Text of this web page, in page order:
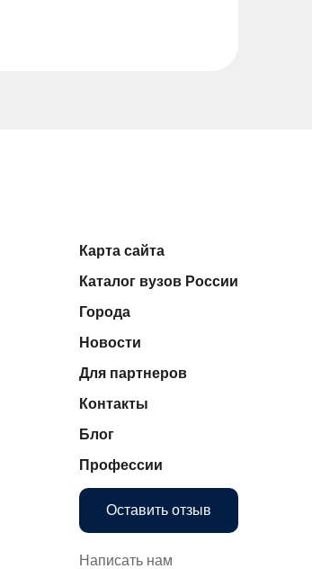
Карта сайта
Каталог вузов России
Города
Новости
Для партнеров
Контакты
Блог
Профессии
Оставить отзыв
Написать нам